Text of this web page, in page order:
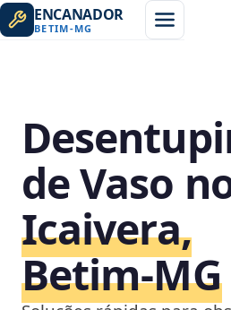
ENCANADOR
BETIM-MG
de Vaso
Icaivera,
Betim‑MG